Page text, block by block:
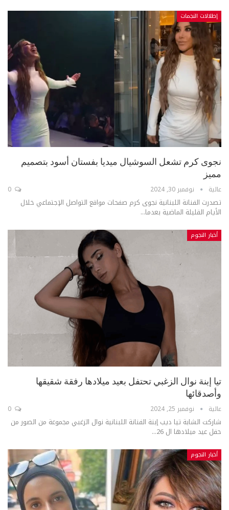
إطلالات النجمات
نجوى كرم تشعل السوشيال ميديا بفستان أسود بتصميم
مميز
عالية نوفمبر 30, 2024
تصدرت الفنانة اللبنانية نجوى كرم صفحات مواقع التواصل الإجتماعي خلال
الأيام القليلة الماضية بعدما...
أخبار النجوم
تيا إبنة نوال الزغبي تحتفل بعيد ميلادها رفقة شقيقها
وأصدقائها
عالية نوفمبر 25, 2024
شاركت الشابة تيا ديب إبنة الفنانة اللبنانية نوال الزغبي مجموعة من الصور من
حفل عيد ميلادها ال 26...
أخبار النجوم